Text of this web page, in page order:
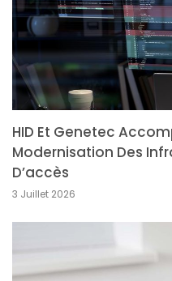
HID Et Genetec
Modernisation Des
D’accès
3 Juillet 2026